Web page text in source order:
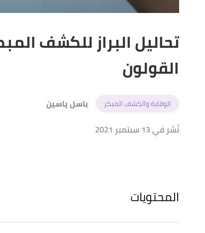
تحاليل البراز للكشف
القولون
الوقاية والكشف المبكر
باسل ياسين
نُشر في 13 سبتمبر 2021
المحتويات